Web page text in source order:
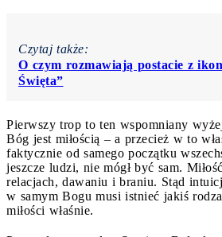
Czytaj także:
O czym rozmawiają postacie z
Święta”
Pierwszy trop to ten wspomniany
Bóg jest miłością – a przecież w to
faktycznie od samego początku
jeszcze ludzi, nie mógł być sam.
relacjach, dawaniu i braniu. Stąd
w samym Bogu musi istnieć jakiś
miłości właśnie.